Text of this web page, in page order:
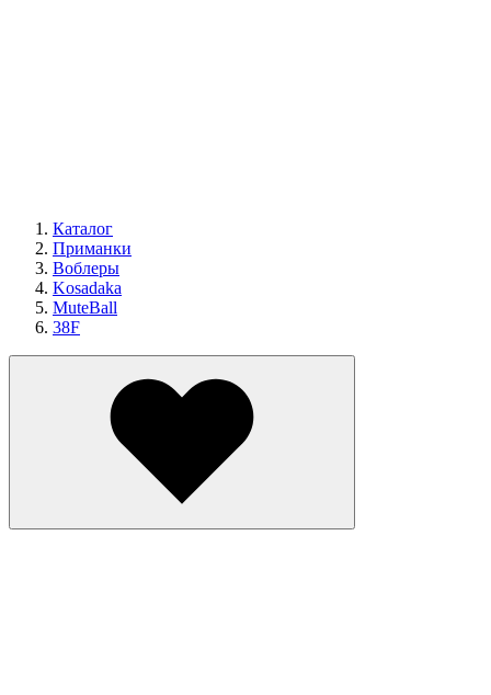
Каталог
Приманки
Воблеры
Kosadaka
MuteBall
38F